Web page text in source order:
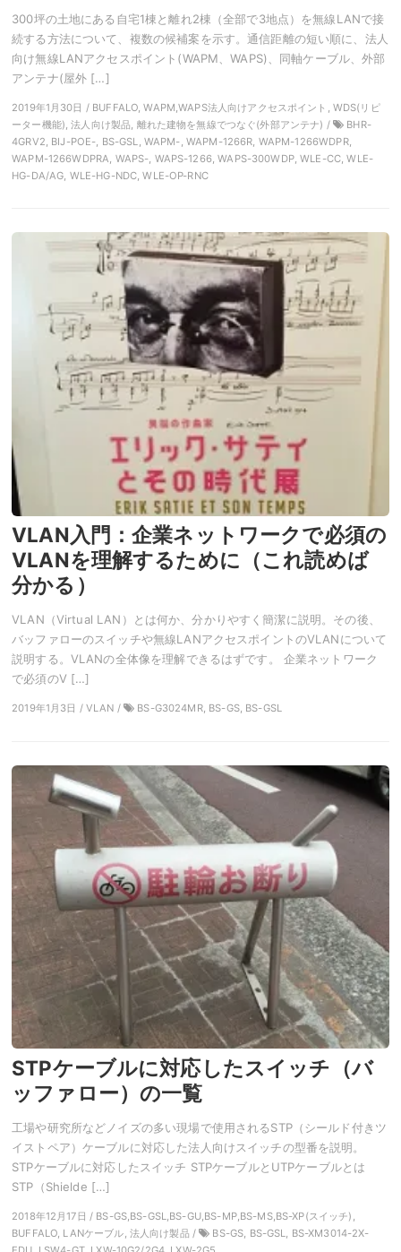
300坪の土地にある自宅1棟と離れ2棟（全部で3地点）を無線LANで接
続する方法について、複数の候補案を示す。通信距離の短い順に、法人
向け無線LANアクセスポイント(WAPM、WAPS)、同軸ケーブル、外部
アンテナ(屋外 […]
2019年1月30日 / BUFFALO, WAPM,WAPS法人向けアクセスポイント, WDS(リピ
ーター機能), 法人向け製品, 離れた建物を無線でつなぐ(外部アンテナ) /
BHR-
4GRV2, BIJ-POE-, BS-GSL, WAPM-, WAPM-1266R, WAPM-1266WDPR,
WAPM-1266WDPRA, WAPS-, WAPS-1266, WAPS-300WDP, WLE-CC, WLE-
HG-DA/AG, WLE-HG-NDC, WLE-OP-RNC
VLAN入門：企業ネットワークで必須の
VLANを理解するために（これ読めば
分かる）
VLAN（Virtual LAN）とは何か、分かりやすく簡潔に説明。その後、
バッファローのスイッチや無線LANアクセスポイントのVLANについて
説明する。VLANの全体像を理解できるはずです。 企業ネットワーク
で必須のV […]
2019年1月3日 / VLAN / BS-G3024MR, BS-GS, BS-GSL
STPケーブルに対応したスイッチ（バ
ッファロー）の一覧
工場や研究所などノイズの多い現場で使用されるSTP（シールド付きツ
イストペア）ケーブルに対応した法人向けスイッチの型番を説明。
STPケーブルに対応したスイッチ STPケーブルとUTPケーブルとは
STP（Shielde […]
2018年12月17日 / BS-GS,BS-GSL,BS-GU,BS-MP,BS-MS,BS-XP(スイッチ),
BUFFALO, LANケーブル, 法人向け製品 /
BS-GS, BS-GSL, BS-XM3014-2X-